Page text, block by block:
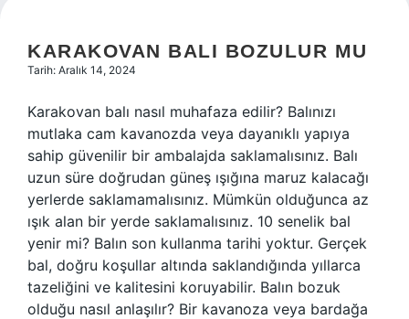
KARAKOVAN BALI BOZULUR MU
Tarih: Aralık 14, 2024
Karakovan balı nasıl muhafaza edilir? Balınızı
mutlaka cam kavanozda veya dayanıklı yapıya
sahip güvenilir bir ambalajda saklamalısınız. Balı
uzun süre doğrudan güneş ışığına maruz kalacağı
yerlerde saklamamalısınız. Mümkün olduğunca az
ışık alan bir yerde saklamalısınız. 10 senelik bal
yenir mi? Balın son kullanma tarihi yoktur. Gerçek
bal, doğru koşullar altında saklandığında yıllarca
tazeliğini ve kalitesini koruyabilir. Balın bozuk
olduğu nasıl anlaşılır? Bir kavanoza veya bardağa